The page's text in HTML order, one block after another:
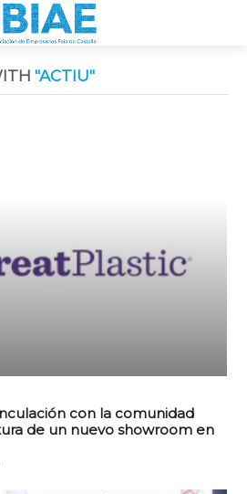
"ACTIU"
con la comunidad
de un nuevo showroom en